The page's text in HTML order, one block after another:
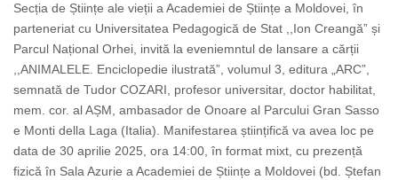
Secția de Științe ale vieții a Academiei de Științe a Moldovei, în
parteneriat cu Universitatea Pedagogică de Stat ,,Ion Creangă” și
Parcul Național Orhei, invită la eveniemntul de lansare a cărții
,,ANIMALELE. Enciclopedie ilustrată”, volumul 3, editura „ARC”,
semnată de Tudor COZARI, profesor universitar, doctor habilitat,
mem. cor. al AȘM, ambasador de Onoare al Parcului Gran Sasso
e Monti della Laga (Italia). Manifestarea științifică va avea loc pe
data de 30 aprilie 2025, ora 14:00, în format mixt, cu prezență
fizică în Sala Azurie a Academiei de Științe a Moldovei (bd. Ștefan